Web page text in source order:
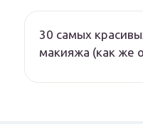
30 самых
макияжа (как же